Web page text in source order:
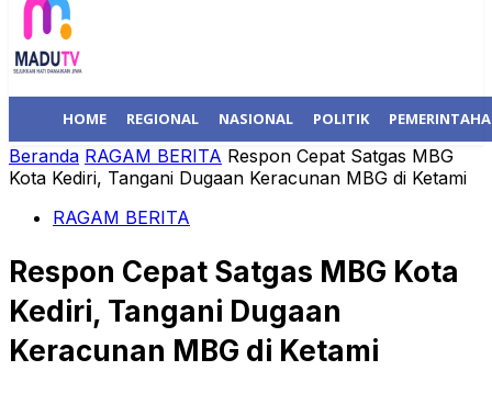
HOME REGIONAL NASIONAL POLITIK
Beranda RAGAM BERITA Respon Cepat Satgas MBG
Kota Kediri, Tangani Dugaan Keracunan MBG di Ketami
RAGAM BERITA
Respon Cepat Satgas MBG Kota
Kediri, Tangani Dugaan
Keracunan MBG di Ketami